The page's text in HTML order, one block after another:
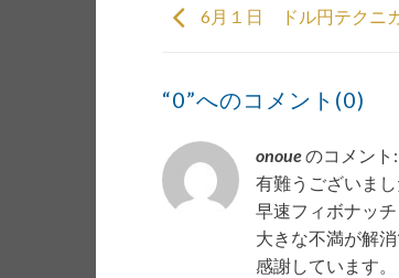
6月１日 ドル円テクニ
“0”へのコメント(0)
onoueのコメント:
有難うございまし
早速フィボナッ
大きな不満が解
感謝しています。